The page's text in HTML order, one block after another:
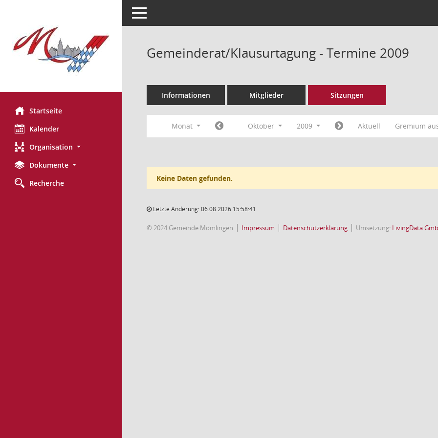
Startseite
Kalender
Organisation
Dokumente
Recherche
Toggle navigation
Gemeinderat/Klausurtagung - Termine 2009
Informationen Mitglieder Sitzungen
Monat Oktober 2009 Aktuell Gremium
Keine Daten gefunden.
Letzte Änderung: 06.08.2026 15:58:41
© 2024 Gemeinde Mömlingen Impressum Datenschutzerklärung Umsetzung: LivingData